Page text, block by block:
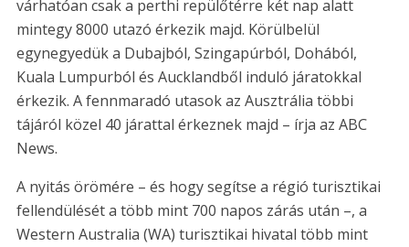
várhatóan csak a perthi repülőtérre két nap alatt
mintegy 8000 utazó érkezik majd. Körülbelül
egynegyedük a Dubajból, Szingapúrból, Dohából,
Kuala Lumpurból és Aucklandből induló járatokkal
érkezik. A fennmaradó utasok az Ausztrália többi
tájáról közel 40 járattal érkeznek majd – írja az ABC
News.
A nyitás örömére – és hogy segítse a régió turisztikai
fellendülését a több mint 700 napos zárás után –, a
Western Australia (WA) turisztikai hivatal több mint